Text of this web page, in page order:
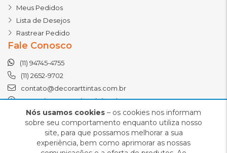
Meus Pedidos
Lista de Desejos
Rastrear Pedido
Fale Conosco
(11) 94745-4755
(11) 2652-9702
contato@decorarttintas.com.br
Segunda a Sexta das 8h às 18h
Sábado das 8h às 14h
Nós usamos cookies – os cookies nos informam
sobre seu comportamento enquanto utiliza nosso
site, para que possamos melhorar a sua
experiência, bem como aprimorar as nossas